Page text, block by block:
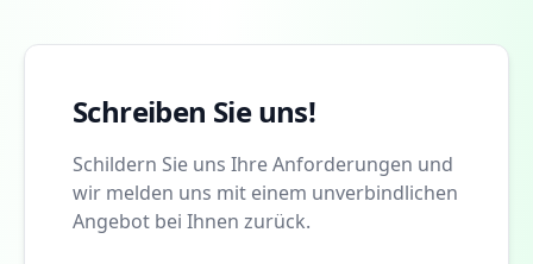
Schreiben Sie uns!
Schildern Sie uns Ihre Anforderungen und
wir melden uns mit einem unverbindlichen
Angebot bei Ihnen zurück.